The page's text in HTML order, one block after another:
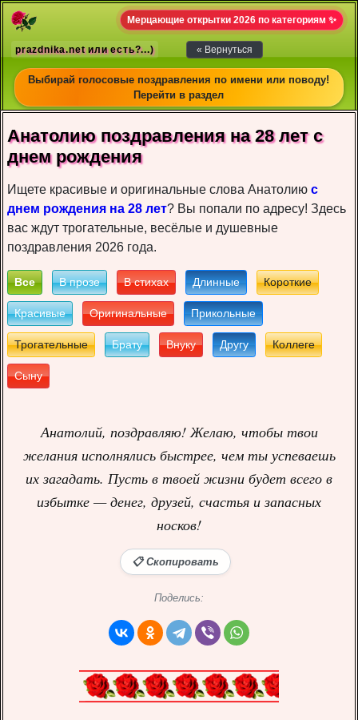
Мерцающие открытки 2026 по категориям ✨
prazdnika.net или есть?...) « Вернуться
Выбирай голосовые поздравления по имени или поводу!
Перейти в раздел
Анатолию пoздрaвлeния на 28 лет c
днeм рoждeния
Ищете красивые и оригинальные слова Анатолию с
днем рождения на 28 лет? Вы попали по адресу! Здесь
вас ждут трогательные, весёлые и душевные
поздравления 2026 года.
Все В прозе В стихах Длинные Короткие
Красивые Оригинальные Прикольные
Трогательные Брату Внуку Другу Коллеге
Сыну
Анатолий, поздравляю! Желаю, чтобы твои
желания исполнялись быстрее, чем ты успеваешь
их загадать. Пусть в твоей жизни будет всего в
избытке — денег, друзей, счастья и запасных
носков!
📋 Скопировать
Поделись: